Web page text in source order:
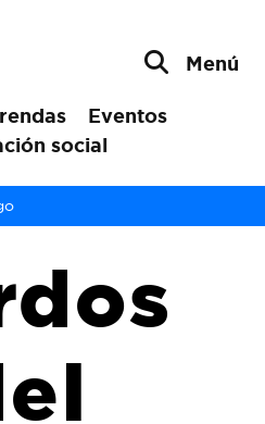
Eventos
social
Menú